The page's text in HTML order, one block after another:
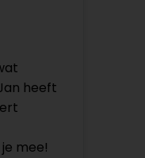
heeft
mee!